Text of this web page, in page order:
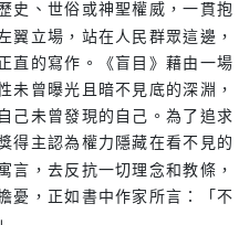
史、世俗或神聖權威，一貫抱
翼立場，站在人民群眾這邊，
直的寫作。《盲目》藉由一場
未曾曝光且暗不見底的深淵，
己未曾發現的自己。為了追求
得主認為權力隱藏在看不見的
言，去反抗一切理念和教條，
憂，正如書中作家所言：「不